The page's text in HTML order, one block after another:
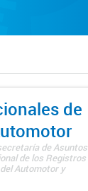
de
de Asuntos
de los Registros
Automotor y